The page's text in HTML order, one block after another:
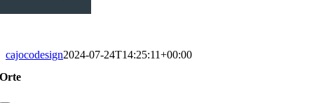
cajocodesign2024-07-24T14:25:11+00:00
Orte